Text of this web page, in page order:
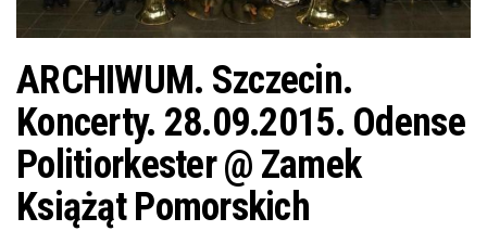
ARCHIWUM. Szczecin.
Koncerty. 28.09.2015. Odense
Politiorkester @ Zamek
Książąt Pomorskich